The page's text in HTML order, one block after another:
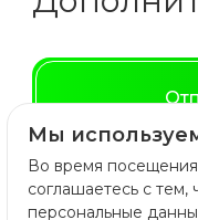
Мы
Во время посещения
соглашаетесь с
персональные
Расчитать